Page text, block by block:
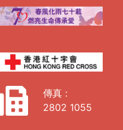
傳真 :
2802 1055